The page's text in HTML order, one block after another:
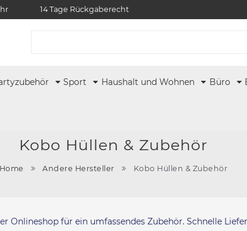
14 Tage Rückgaberecht
Sport Haushalt und Wohnen Büro
Kobo Hüllen & Zubehör
Home Andere Hersteller Kobo Hüllen & Zubehör
Onlineshop für ein umfassendes Zubehör. Schnelle